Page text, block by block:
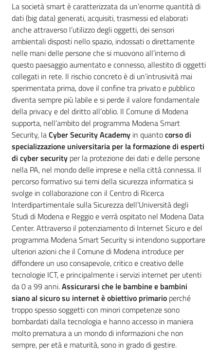
Vivere
Modena
Argomenti
Menu selezionato
Seguici
su
La società smart è caratterizzata da un’enorme quantità di
dati (big data) generati, acquisiti, trasmessi ed elaborati
anche attraverso l’utilizzo degli oggetti, dei sensori
ambientali disposti nello spazio, indossati o direttamente
nelle mani delle persone che si muovono all’interno di
questo paesaggio aumentato e connesso, allestito di oggetti
collegati in rete. Il rischio concreto è di un’intrusività mai
sperimentata prima, dove il confine tra privato e pubblico
diventa sempre più labile e si perde il valore fondamentale
della privacy e del diritto all’oblio. Il Comune di Modena
supporta, nell’ambito del programma Modena Smart
Security, laCyber Security Academy in quantocorso di
specializzazione universitaria per la formazione di esperti
di cyber security per la protezione dei dati e delle persone
nella PA, nel mondo delle imprese e nella città connessa. Il
percorso formativo sui temi della sicurezza informatica si
svolge in collaborazione con il Centro di Ricerca
Interdipartimentale sulla Sicurezza dell’Università degli
Studi di Modena e Reggio e verrà ospitato nel Modena Data
Center. Attraverso il potenziamento di Internet Sicuro e del
programma Modena Smart Security si intendono supportare
ulteriori azioni che il Comune di Modena introduce per
diffondere un uso consapevole, critico e creativo delle
tecnologie ICT, e principalmente i servizi internet per utenti
da 0 a 99 anni.Assicurarsi che le bambine e bambini
siano al sicuro su internet è obiettivo primario perché
troppo spesso soggetti con minori competenze sono
bombardati dalla tecnologia e hanno accesso in maniera
molto prematura a un mondo di informazioni che non
sempre, per età e maturità, sono in grado di gestire.